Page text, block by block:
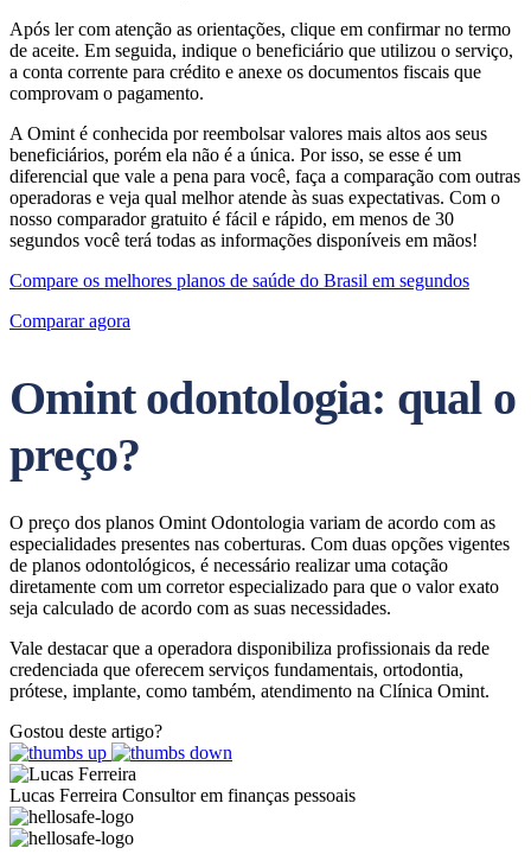
Após ler com atenção as orientações, clique em confirmar no termo
de aceite. Em seguida, indique o beneficiário que utilizou o serviço,
a conta corrente para crédito e anexe os documentos fiscais que
comprovam o pagamento.
A Omint é conhecida por reembolsar valores mais altos aos seus
beneficiários, porém ela não é a única. Por isso, se esse é um
diferencial que vale a pena para você, faça a comparação com outras
operadoras e veja qual melhor atende às suas expectativas. Com o
nosso comparador gratuito é fácil e rápido, em menos de 30
segundos você terá todas as informações disponíveis em mãos!
Compare os melhores planos de saúde do Brasil em segundos
Comparar agora
Omint odontologia: qual o
preço?
O preço dos planos Omint Odontologia variam de acordo com as
especialidades presentes nas coberturas. Com duas opções vigentes
de planos odontológicos, é necessário realizar uma cotação
diretamente com um corretor especializado para que o valor exato
seja calculado de acordo com as suas necessidades.
Vale destacar que a operadora disponibiliza profissionais da rede
credenciada que oferecem serviços fundamentais, ortodontia,
prótese, implante, como também, atendimento na Clínica Omint.
Gostou deste artigo?
Lucas Ferreira Consultor em finanças pessoais